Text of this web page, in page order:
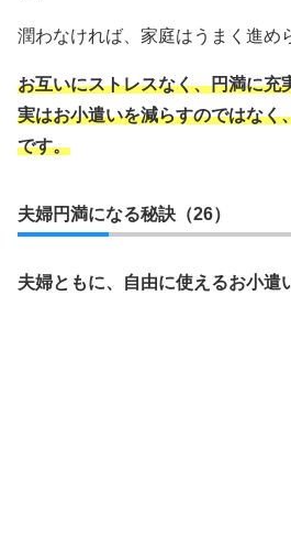
潤わなければ、家庭はうまく進め
お互いにストレスなく、円満に充
実はお小遣いを減らすのではなく
です。
夫婦円満になる秘訣（26）
夫婦ともに、自由に使えるお小遣